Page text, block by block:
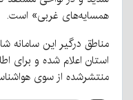
همسایه‌های غربی» است.
مناطق درگیر این
استان اعلام شده و برای
منتشرشده از سوی